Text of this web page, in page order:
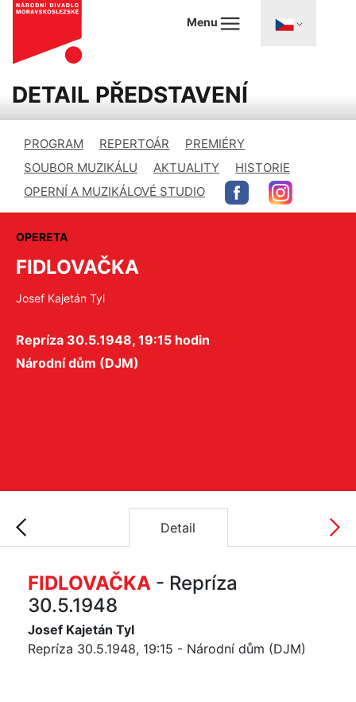
Menu
DETAIL PŘEDSTAVENÍ
PROGRAM REPERTOÁR
PREMIÉRY
SOUBOR MUZIKÁLU
AKTUALITY
HISTORIE
OPERNÍ A MUZIKÁLOVÉ STUDIO
OPERETA
FIDLOVAČKA
Josef Kajetán Tyl
Repríza 30.5.1948, 19:15 hodin
Národní dům (DJM)
Detail
FIDLOVAČKA - Repríza
30.5.1948
Josef Kajetán Tyl
Repríza 30.5.1948, 19:15 - Národní dům (DJM)